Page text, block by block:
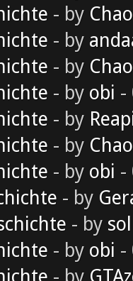
- by
- by
- by
- by obi -
- by
- by
- by obi -
- by
- by
- by obi -